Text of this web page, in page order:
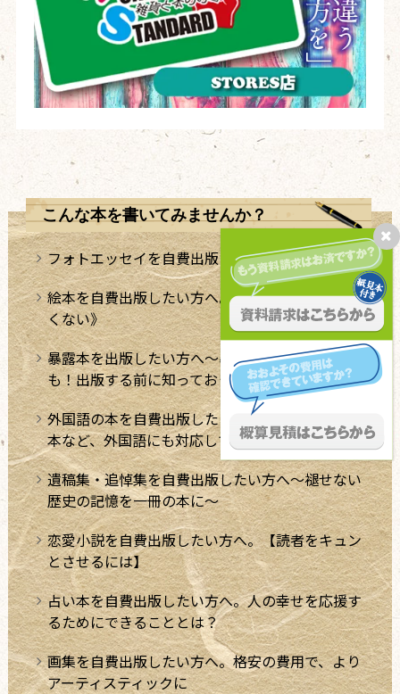
こんな本を書いてみませんか？
フォトエッセイを自費出版したい方へ
絵本を自費出版したい方へ。《絵本の出版は難し
くない》
暴露本を出版したい方へ～暴露本は訴訟リスク
も！出版する前に知っておきたい法律のこと～
外国語の本を自費出版したい方へ。ミニ辞書や絵
本など、外国語にも対応しております。
遺稿集・追悼集を自費出版したい方へ～褪せない
歴史の記憶を一冊の本に～
恋愛小説を自費出版したい方へ。【読者をキュン
とさせるには】
占い本を自費出版したい方へ。人の幸せを応援す
るためにできることとは？
画集を自費出版したい方へ。格安の費用で、より
アーティスティックに